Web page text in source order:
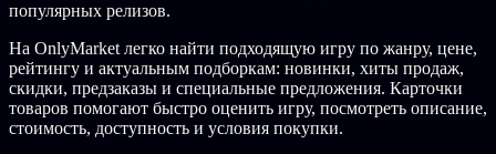
популярных релизов.
На OnlyMarket легко найти подходящую игру по жанру, цене,
рейтингу и актуальным подборкам: новинки, хиты продаж,
скидки, предзаказы и специальные предложения. Карточки
товаров помогают быстро оценить игру, посмотреть описание,
стоимость, доступность и условия покупки.